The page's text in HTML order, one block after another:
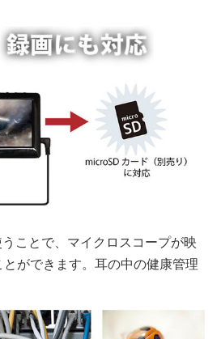
ことで、マイクロスコープが映
とができます。耳の中の健康管理